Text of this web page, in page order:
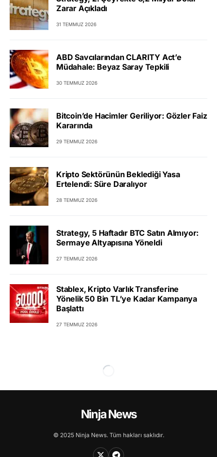
Zarar Açıkladı
31 TEMMUZ 2026
ABD Savcılarından CLARITY Act’e
Müdahale: Beyaz Saray Tepkili
30 TEMMUZ 2026
Bitcoin’de Hacimler Geriliyor: Gözler Faiz
Kararında
29 TEMMUZ 2026
Kripto Sektörünün Beklediği Yasa
Ertelendi: Süre Daralıyor
28 TEMMUZ 2026
Strategy, 5 Haftadır BTC Satın Almıyor:
Sermaye Altyapısına Yöneldi
27 TEMMUZ 2026
Stablex, Kripto Varlık Transferine
Yönelik 50 Bin TL’ye Kadar Kampanya
Başlattı
27 TEMMUZ 2026
Ninja News
© 2025 Ninja News. Tüm hakları saklıdır.